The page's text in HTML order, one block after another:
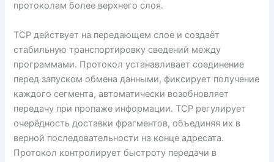
протоколам более верхнего слоя.
TCP действует на передающем слое и создаёт
стабильную транспортировку сведений между
программами. Протокол устанавливает соединение
перед запуском обмена данными, фиксирует получение
каждого сегмента, автоматически возобновляет
передачу при пропаже информации. TCP регулирует
очерёдность доставки фрагментов, объединяя их в
верной последовательности на конце адресата.
Протокол контролирует быстроту передачи в